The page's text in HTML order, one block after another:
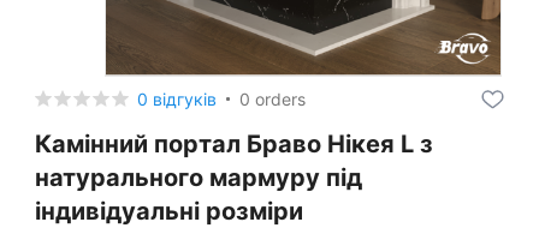
0 відгуків 0 orders
Камінний портал Браво Нікея L з
натурального мармуру під
індивідуальні розміри